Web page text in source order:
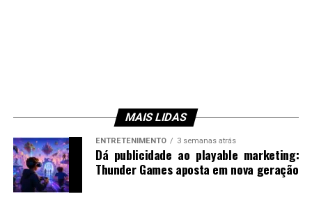
MAIS LIDAS
ENTRETENIMENTO 3 semanas atrás
Dá publicidade ao playable marketing:
Thunder Games aposta em nova geração